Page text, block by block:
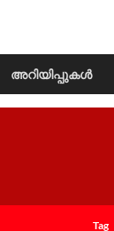
അറിയിപ്പുകള്‍
Tag